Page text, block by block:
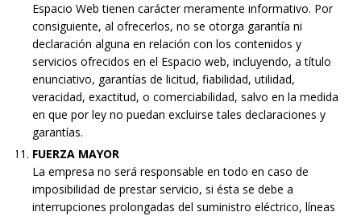
Espacio Web tienen carácter meramente informativo. Por
consiguiente, al ofrecerlos, no se otorga garantía ni
declaración alguna en relación con los contenidos y
servicios ofrecidos en el Espacio web, incluyendo, a título
enunciativo, garantías de licitud, fiabilidad, utilidad,
veracidad, exactitud, o comerciabilidad, salvo en la medida
en que por ley no puedan excluirse tales declaraciones y
garantías.
FUERZA MAYOR
La empresa no será responsable en todo en caso de
imposibilidad de prestar servicio, si ésta se debe a
interrupciones prolongadas del suministro eléctrico, líneas